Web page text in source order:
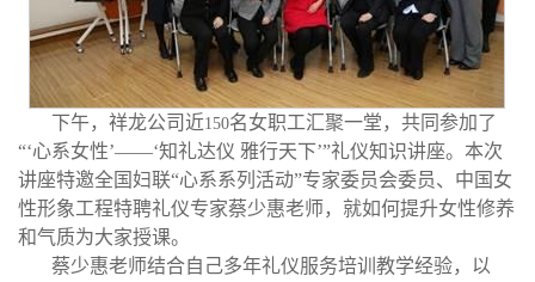
下午，祥龙公司近150名女职工汇聚一堂，共同参加了
“‘心系女性’——‘知礼达仪 雅行天下’”礼仪知识讲座。本次
讲座特邀全国妇联“心系系列活动”专家委员会委员、中国女
性形象工程特聘礼仪专家蔡少惠老师，就如何提升女性修养
和气质为大家授课。
蔡少惠老师结合自己多年礼仪服务培训教学经验，以